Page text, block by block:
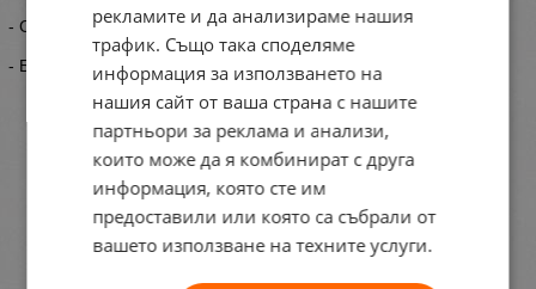
- Средни нотки - сандалово дърво
- Базови нотки - ванилия, мускус
рекламите и да анализираме нашия
трафик. Също така споделяме
информация за използването на
нашия сайт от ваша страна с нашите
партньори за реклама и анализи,
които може да я комбинират с друга
информация, която сте им
предоставили или която са събрали от
вашето използване на техните услуги.